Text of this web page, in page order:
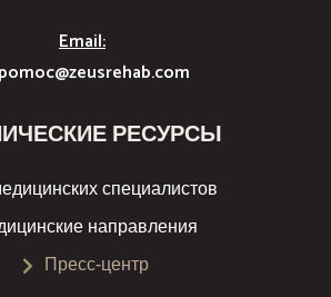
Email:
РЕСУРСЫ
специалистов
направления
Пресс-центр